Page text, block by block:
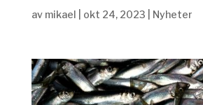
av mikael okt 24, 2023 Nyheter